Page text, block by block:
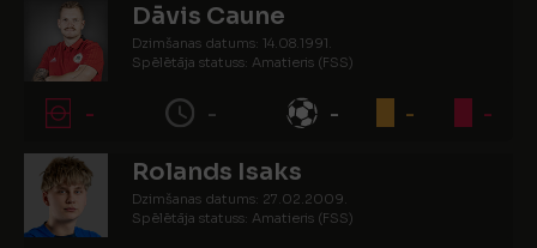
Dāvis Caune
Dzimšanas datums: 14.08.1991.
Spēlētāja statuss: Amatieris (FSS)
- - - - -
Rolands Isaks
Dzimšanas datums: 27.02.2009.
Spēlētāja statuss: Amatieris (FSS)